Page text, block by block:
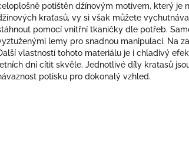
potištěn džínovým motivem, který je
kraťasů, vy si však můžete
pomocí vnitřní tkaničky dle potřeb.
lemy pro snadnou manipulaci. Na
vlastností tohoto materiálu je i chladivý
dní cítit skvěle. Jednotlivé díly kratasů
potisku pro dokonalý vzhled.